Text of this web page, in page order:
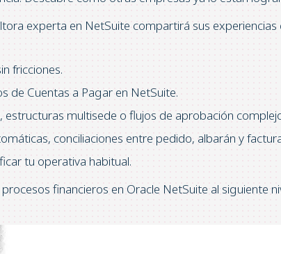
experta en NetSuite compartirá sus
fricciones.
de Cuentas a Pagar en NetSuite.
multisede o flujos de aprobación
conciliaciones entre pedido, albarán y
tu operativa habitual.
financieros en Oracle NetSuite al siguiente